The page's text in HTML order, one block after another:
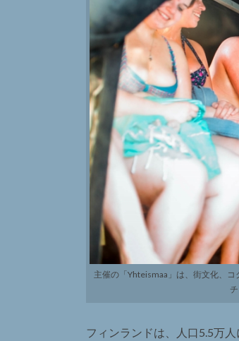
主催の「Yhteismaa」は、街文化、
フィンランドは、人口5.5万